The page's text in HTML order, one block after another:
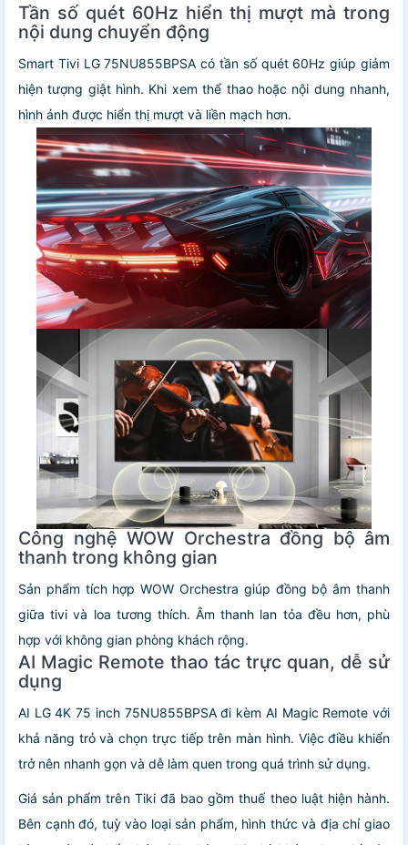
Tần số quét 60Hz hiển thị mượt mà trong
nội dung chuyển động
Smart Tivi LG 75NU855BPSA có tần số quét 60Hz giúp giảm
hiện tượng giật hình. Khi xem thể thao hoặc nội dung nhanh,
hình ảnh được hiển thị mượt và liền mạch hơn.
Công nghệ WOW Orchestra đồng bộ âm
thanh trong không gian
Sản phẩm tích hợp WOW Orchestra giúp đồng bộ âm thanh
giữa tivi và loa tương thích. Âm thanh lan tỏa đều hơn, phù
hợp với không gian phòng khách rộng.
AI Magic Remote thao tác trực quan, dễ sử
dụng
AI LG 4K 75 inch 75NU855BPSA đi kèm AI Magic Remote với
khả năng trỏ và chọn trực tiếp trên màn hình. Việc điều khiển
trở nên nhanh gọn và dễ làm quen trong quá trình sử dụng.
Giá sản phẩm trên Tiki đã bao gồm thuế theo luật hiện hành.
Bên cạnh đó, tuỳ vào loại sản phẩm, hình thức và địa chỉ giao